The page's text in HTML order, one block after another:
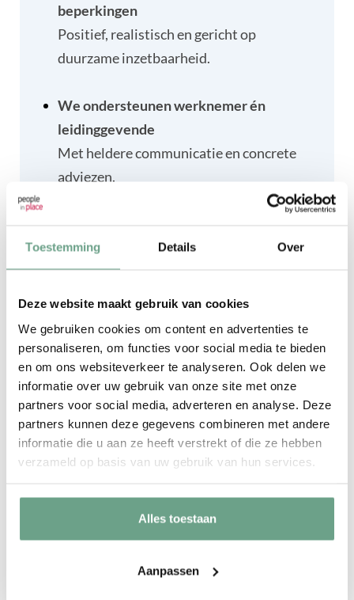
Toestemming Details Over
Deze website maakt gebruik van cookies
We gebruiken cookies om content en advertenties te
personaliseren, om functies voor social media te bieden
en om ons websiteverkeer te analyseren. Ook delen we
informatie over uw gebruik van onze site met onze
partners voor social media, adverteren en analyse. Deze
partners kunnen deze gegevens combineren met andere
informatie die u aan ze heeft verstrekt of die ze hebben
verzameld op basis van uw gebruik van hun services.
Alles toestaan
Aanpassen
beperkingen
Positief, realistisch en gericht op
duurzame inzetbaarheid.
We ondersteunen werknemer én
leidinggevende
Met heldere communicatie en concrete
adviezen.
uitdagingen
Denk aan restklachten, neurodiversiteit
en gedragsprofielen.
Altijd maatwerk – geen
standaardoplossing
Afgestemd op persoonlijkheid, functie,
omgeving én tempo.
Ben je op zoek naar een
jobcoach?
Is je werknemer bijna hersteld en wil je hem of haar